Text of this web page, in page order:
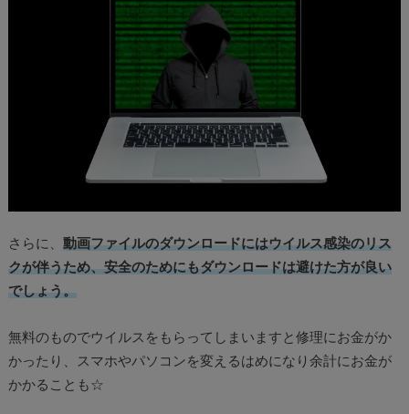
さらに、 動画ファイルのダウンロードにはウイルス感染のリス
クが伴うため、安全のためにもダウンロードは避けた方が良い
でしょう。
無料のものでウイルスをもらってしまいますと修理にお金がか
かったり、スマホやパソコンを変えるはめになり余計にお金が
かかることも☆